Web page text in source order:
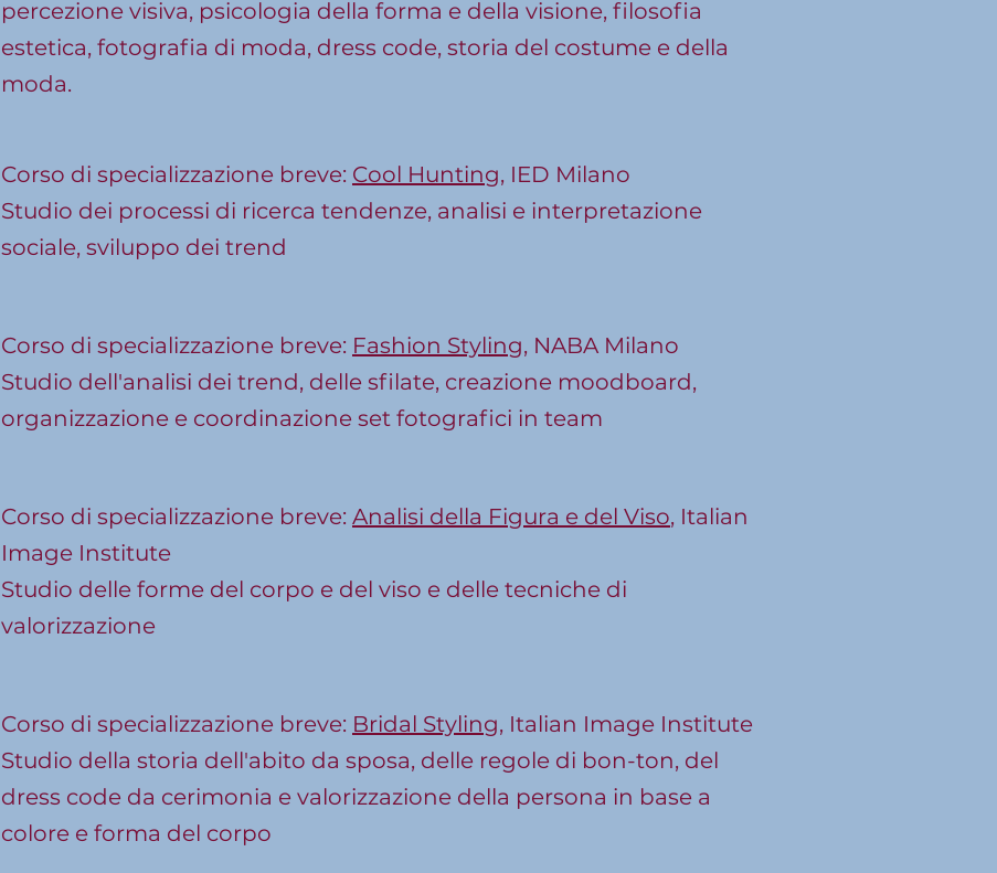
percezione visiva, psicologia della forma e della visione, filosofia
estetica, fotografia di moda, dress code, storia del costume e della
moda.
Corso di specializzazione breve: Cool Hunting, IED Milano
Studio dei processi di ricerca tendenze, analisi e interpretazione
sociale, sviluppo dei trend
Corso di specializzazione breve: Fashion Styling, NABA Milano
Studio dell'analisi dei trend, delle sfilate, creazione moodboard,
organizzazione e coordinazione set fotografici in team
Corso di specializzazione breve: Analisi della Figura e del Viso, Italian
Image Institute
Studio delle forme del corpo e del viso e delle tecniche di
valorizzazione
Corso di specializzazione breve: Bridal Styling, Italian Image Institute
Studio della storia dell'abito da sposa, delle regole di bon-ton, del
dress code da cerimonia e valorizzazione della persona in base a
colore e forma del corpo